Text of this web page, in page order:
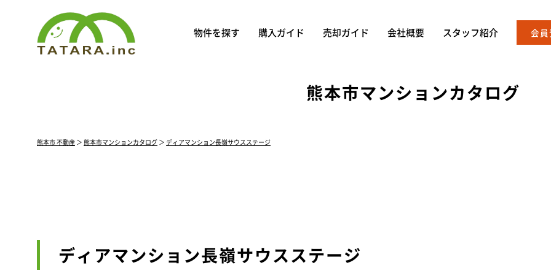
物件を探す 購入ガイド 売却ガイド 会社概要 スタッフ紹介 会
熊本市マンションカタログ
熊本市 不動産 ＞ 熊本市マンションカタログ ＞ ディアマンション長嶺サウスステージ
ディアマンション長嶺サウスステージ